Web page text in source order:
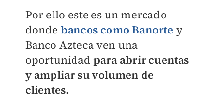
Por ello este es un mercado
donde bancos como Banorte y
Banco Azteca ven una
oportunidad para abrir cuentas
y ampliar su volumen de
clientes.